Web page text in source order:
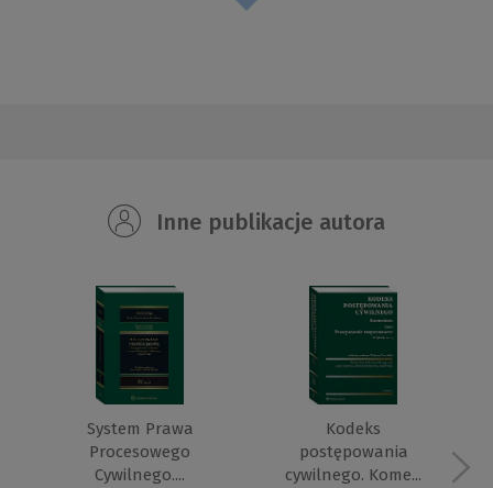
Inne publikacje autora
System Prawa
Procesowego
Cywilnego....
Kodeks
postępowania
cywilnego. Kome...